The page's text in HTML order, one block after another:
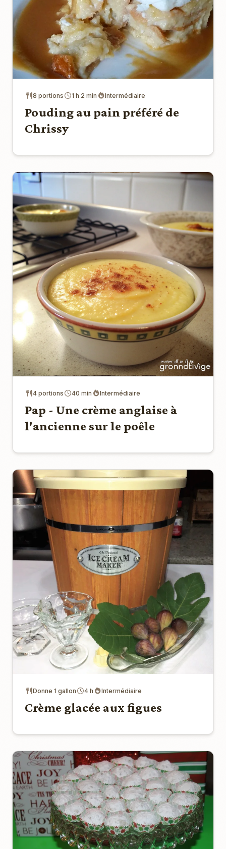
8 portions 1 h 2 min Intermédiaire
Pouding au pain préféré de
Chrissy
4 portions 40 min Intermédiaire
Pap - Une crème anglaise à
l'ancienne sur le poêle
Donne 1 gallon 4 h Intermédiaire
Crème glacée aux figues